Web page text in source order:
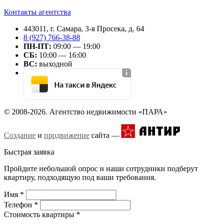
Контакты агентства
443011, г. Самара, 3-я Просека, д. 64
8 (927) 766-38-88
ПН-ПТ: 09:00 — 19:00
СБ: 10:00 — 16:00
ВС: выходной
На такси в Яндекс
© 2008-2026. Агентство недвижимости «ПАРА»
Создание и продвижение сайта —
Быстрая заявка
Пройдите небольшой опрос и наши сотрудники подберут
квартиру, подходящую под ваши требования.
Имя *
Телефон *
Стоимость квартиры *